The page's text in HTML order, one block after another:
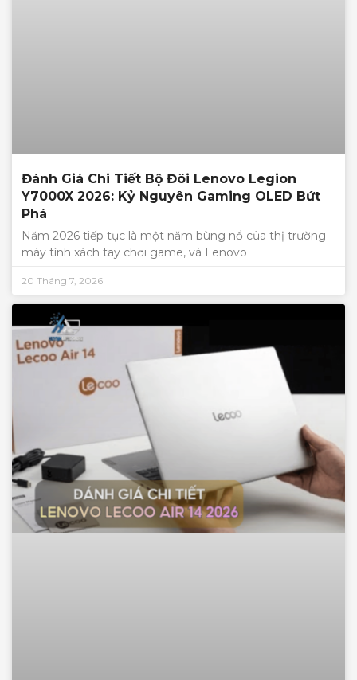
Đánh Giá Chi Tiết Bộ Đôi Lenovo Legion
Y7000X 2026: Kỷ Nguyên Gaming OLED Bứt
Phá
Năm 2026 tiếp tục là một năm bùng nổ của thị trường
máy tính xách tay chơi game, và Lenovo
20 Tháng 7, 2026